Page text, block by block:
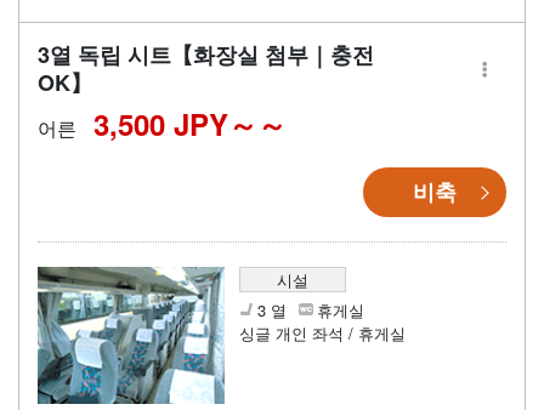
・이동 시간을 쾌적하게 보낼 수 있는 Wi-Fi 제공
3열 독립 시트【화장실 첨부｜충전
OK】
어른 3,500 JPY～
비축
시설
3 열
휴게실
싱글 개인 좌석 / 휴게실